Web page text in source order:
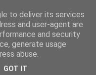
to deliver its services
and user-agent are
and security
generate usage
abuse.
GOT IT